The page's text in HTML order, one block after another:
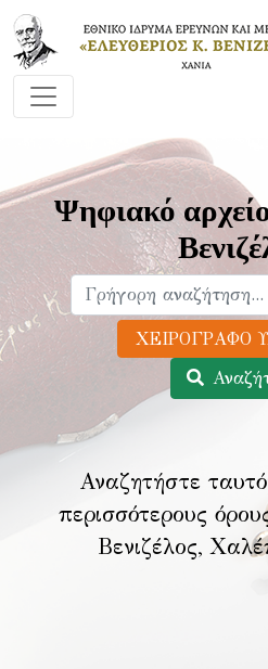
Ψηφιακό
Αναζητήστε
περισσότερους
Βενιζέλος,